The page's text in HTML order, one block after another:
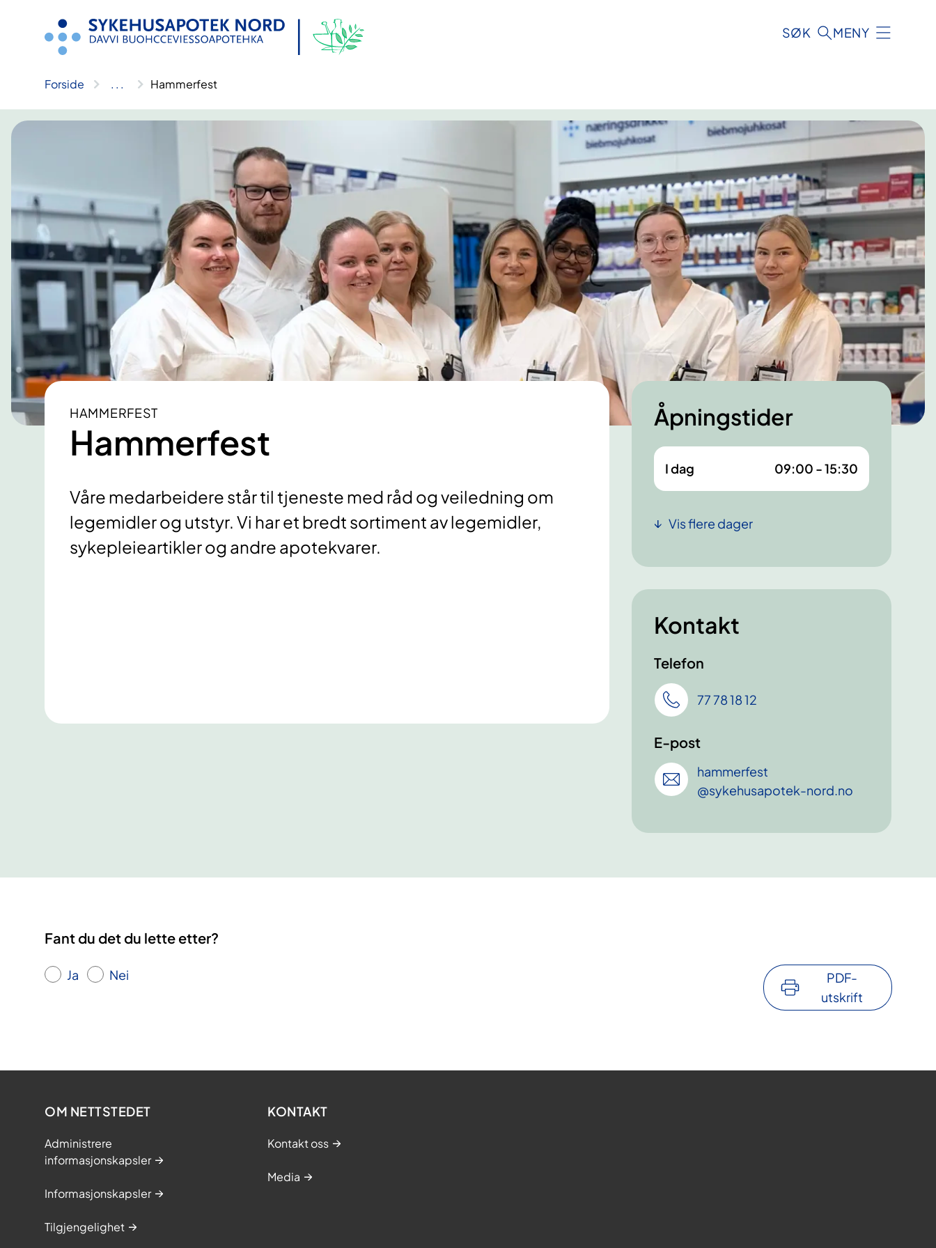
SØK MENY
Forside .. . Hammerfest
HAMMERFEST
Hammerfest
Våre medarbeidere står til tjeneste med råd og veiledning om
legemidler og utstyr. Vi har et bredt sortiment av legemidler,
sykepleieartikler og andre apotekvarer.
Åpningstider
I dag 09:00 - 15:30
Vis flere dager
Kontakt
Telefon
77 78 18 12
E-post
hammerfest
@sykehusapotek-nord.no
Fant du det du lette etter?
Ja Nei
PDF-
utskrift
OM NETTSTEDET
Administrere
informasjonskapsler
Informasjonskapsler
Tilgjengelighet
KONTAKT
Kontakt oss
Media